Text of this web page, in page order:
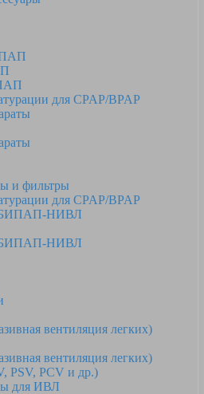
для CPAP/BPAP
и фильтры
для CPAP/BPAP
НИВЛ
НИВЛ
вентиляция легких)
вентиляция легких)
PSV, PCV и др.)
для ИВЛ